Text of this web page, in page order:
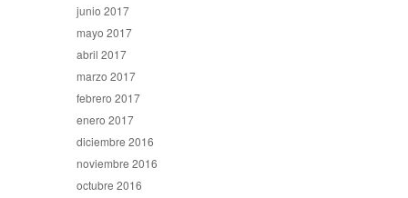
junio 2017
mayo 2017
abril 2017
marzo 2017
febrero 2017
enero 2017
diciembre 2016
noviembre 2016
octubre 2016